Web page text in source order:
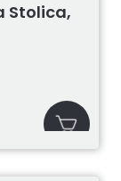
Stolica,